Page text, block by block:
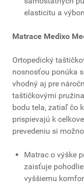
elasticitu a
Matrace Medixo
Ortopedický
nosnosťou ponúka
vhodný aj pre
taštičkovými
bodu tela, zatiaľ čo
prispievajú k
prevedeniu si
Matrac o výške
zaisťuje
vyššiemu